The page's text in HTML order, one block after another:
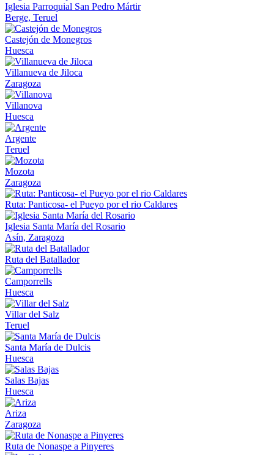
Iglesia Parroquial San Pedro Mártir
Berge, Teruel
Castejón de Monegros
Huesca
Villanueva de Jiloca
Zaragoza
Villanova
Huesca
Argente
Teruel
Mozota
Zaragoza
Ruta: Panticosa- el Pueyo por el rio Caldares
Iglesia Santa María del Rosario
Asín, Zaragoza
Ruta del Batallador
Camporrells
Huesca
Villar del Salz
Teruel
Santa María de Dulcis
Huesca
Salas Bajas
Huesca
Ariza
Zaragoza
Ruta de Nonaspe a Pinyeres